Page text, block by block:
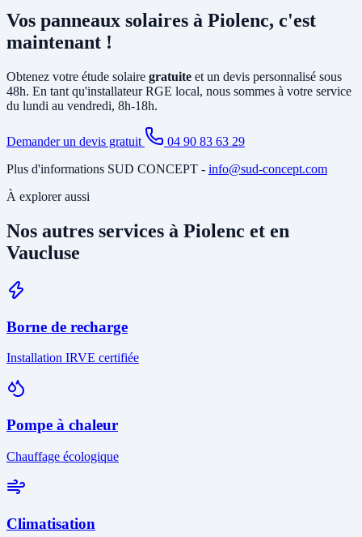
existant et le tirage de câbles DC depuis la toiture. Si votre tableau
est ancien ou sous-dimensionné, une mise à jour partielle peut être
nécessaire. Notre étude gratuite à Piolenc identifie tous les travaux
Vos panneaux solaires à Piolenc, c'est
maintenant !
Obtenez votre étude solaire gratuite et un devis personnalisé sous
48h. En tant qu'installateur RGE local, nous sommes à votre service
du lundi au vendredi, 8h-18h.
Demander un devis gratuit
04 90 83 63 29
Plus d'informations SUD CONCEPT - info@sud-concept.com
À explorer aussi
Nos autres services à Piolenc et en
Vaucluse
Borne de recharge
Installation IRVE certifiée
Pompe à chaleur
Chauffage écologique
Climatisation